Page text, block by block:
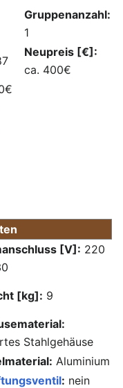
Gruppenanzahl:
1
Neupreis [€]:
ca. 400€
[V]: 220
[kg]: 9
Stahlgehäuse
Aluminium
: nein